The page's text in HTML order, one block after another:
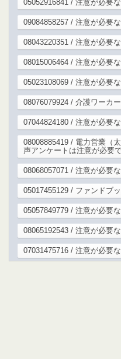
05052916841 / 注意が必要
09084858257 / 注意が必要
08043220351 / 注意が必要
08015006464 / 注意が必要
05023108069 / 注意が必要
08076079924 / 介護ワーカ
07044824180 / 注意が必要
08008885419 / 電力営業（
声アンケートは注意が必要
08068057071 / 注意が必要
05017455129 / ファンドブ
05057849779 / 注意が必要
08065192543 / 注意が必要
07031475716 / 注意が必要